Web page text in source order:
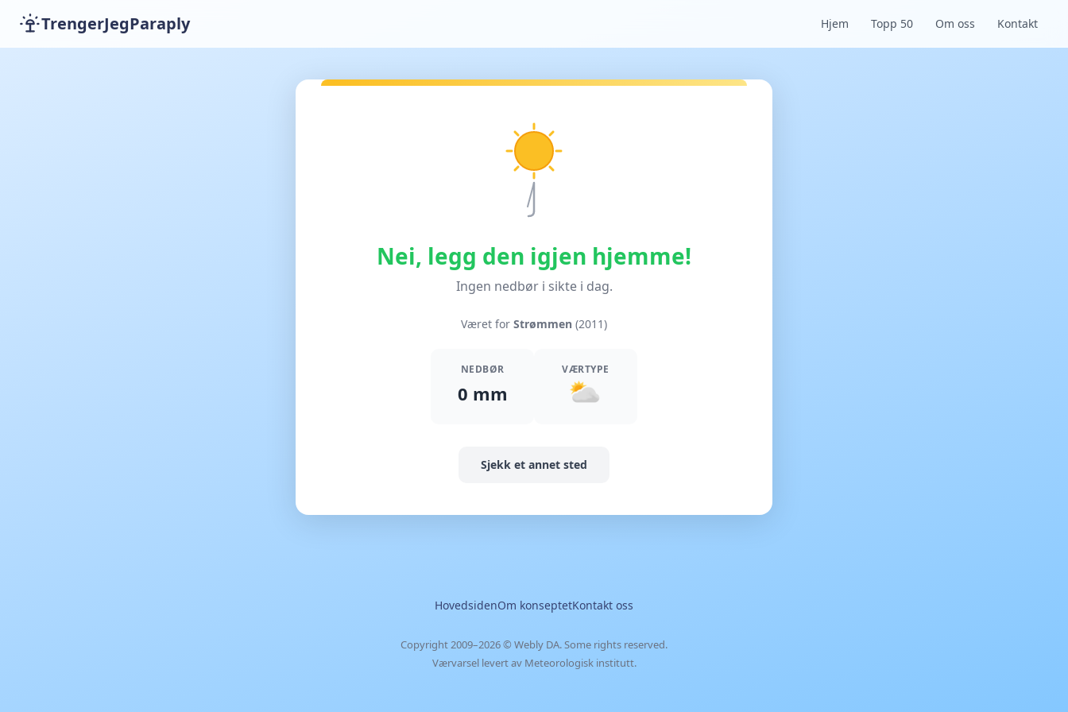
TrengerJegParaply Hjem Topp 50 Om oss Kontakt
Nei, legg den igjen hjemme!
Ingen nedbør i sikte i dag.
Været for Strømmen (2011)
NEDBØR
0 mm
VÆRTYPE
Sjekk et annet sted
HovedsidenOm konseptetKontakt oss
Copyright 2009–2026 © Webly DA. Some rights reserved.
Værvarsel levert av Meteorologisk institutt.